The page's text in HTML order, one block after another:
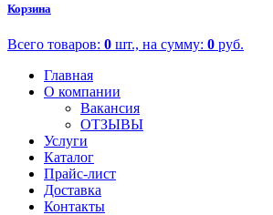
Корзина
Всего товаров: 0 шт., на сумму: 0 руб.
Главная
О компании
Вакансия
ОТЗЫВЫ
Услуги
Каталог
Прайс-лист
Доставка
Контакты